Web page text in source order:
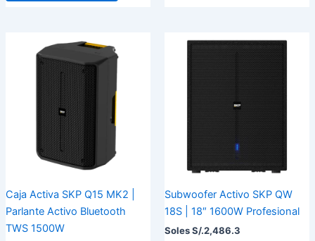
Caja Activa SKP Q15 MK2 |
Parlante Activo Bluetooth
TWS 1500W
Subwoofer Activo SKP QW
18S | 18″ 1600W Profesional
Soles S/.2,486.3